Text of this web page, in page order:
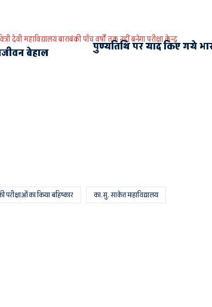
देवी महाविद्यालय बाराबंकी पाँच वर्षों तक नहीं बनेगा परीक्षा केन्द्र
परीक्षाओं का किया बहिष्कार का.सु. साकेत महाविद्यालय
बेहाल
पुण्यतिथि पर याद किए गये